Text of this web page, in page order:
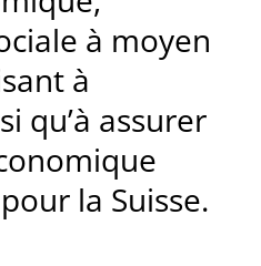
à moyen
à
qu’à assurer
la Suisse.